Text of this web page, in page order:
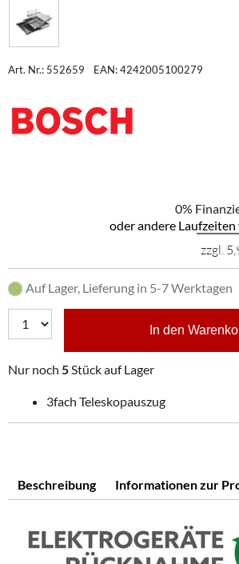
Art. Nr.: 552659 EAN: 4242005100279
0%
oder andere
zzgl.
Auf Lager, Lieferung in 5-7 Werktagen
In den
Nur noch 5Stück auf Lager
3fach Teleskopauszug
Beschreibung Informationen zur